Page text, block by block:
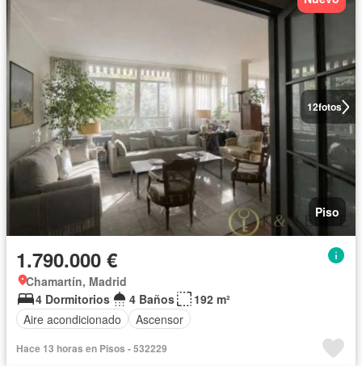
12fotos
Piso
1.790.000 €
Chamartín, Madrid
4 Dormitorios
4 Baños
192 m²
Aire acondicionado
Ascensor
Hace 13 horas en Pisos - 532229